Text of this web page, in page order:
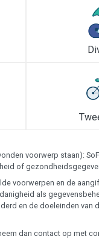
voorwerp staan):
of
voorwerpen en de
als
en de doeleinden van
dan contact op met